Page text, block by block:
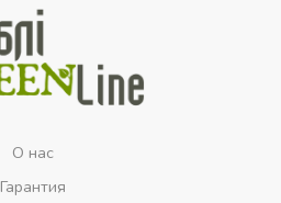
О нас
Гарантия